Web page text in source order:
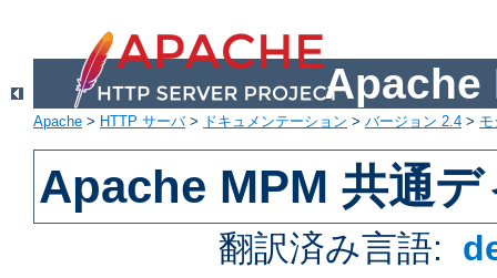
Apache
Apache > HTTP サーバ> ドキュメンテーション > バージョン 2.4 >
Apache MPM 共通
翻訳済み言語: